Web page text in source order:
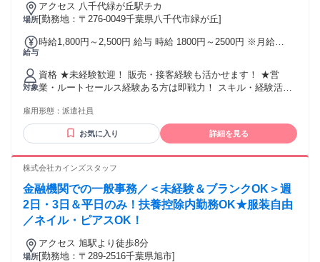
場所
アクセス 八千代緑が丘駅チカ
[勤務地：〒276-0049千葉県八千代市緑が丘]
給与
時給1,800円～2,500円 給与 時給 1800円～2500円 ※月給
ります。 ★日払い・週払いOK 交通費：交通費支給 ※交通費
規定支給
対象
資格 ★未経験歓迎！ 販売・接客経験も活かせます！ ★営
業・ルートセールス経験ある方は即戦力！ スキル・経験活か
り。
雇用形態： 派遣社員
お気に入り 詳細を見る
株式会社カインズスタッフ
金融機関での一般事務／＜未経験＆ブランクOK＞週
2日・3日＆平日のみ！扶養控除内勤務OK★服装自由
／ネイル・ピアスOK！
場所
アクセス 旭駅より徒歩8分
[勤務地：〒289-2516千葉県旭市]